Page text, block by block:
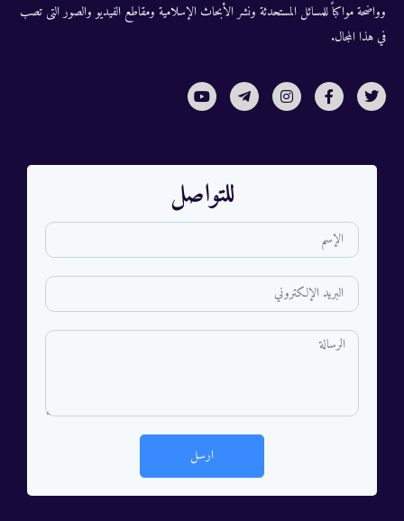
وواضحة مواكباً للمسائل المستحدثة ونشر الأبحاث الإسلامية ومقاطع الفيديو والصور التى تصب
في هذا المجال.
للتواصل
ارسل